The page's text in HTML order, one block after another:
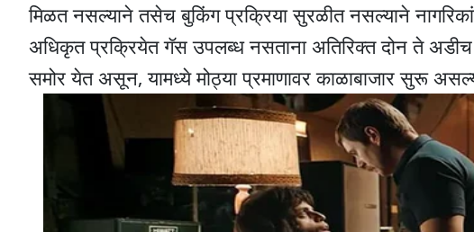
मिळत नसल्याने तसेच बुकिंग प्रक्रिया सुरळीत नसल्याने
अधिकृत प्रक्रियेत गॅस उपलब्ध नसताना अतिरिक्त दोन ते
समोर येत असून, यामध्ये मोठ्या प्रमाणावर काळाबाजार सुरू